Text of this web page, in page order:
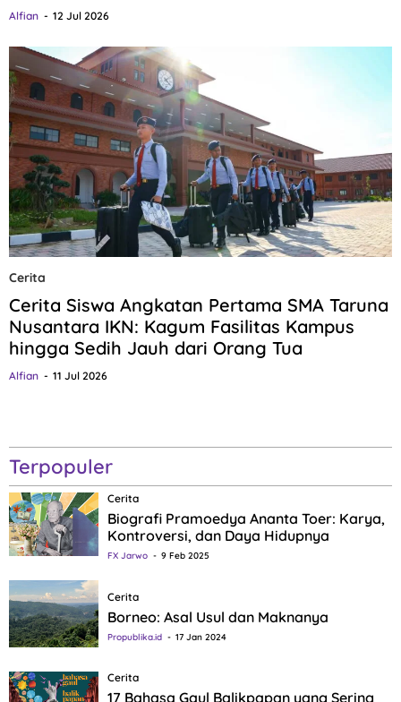
Alfian 12 Jul 2026
Cerita
Cerita Siswa Angkatan Pertama SMA Taruna
Nusantara IKN: Kagum Fasilitas Kampus
hingga Sedih Jauh dari Orang Tua
Alfian 11 Jul 2026
Terpopuler
Cerita
Biografi Pramoedya Ananta Toer: Karya,
Kontroversi, dan Daya Hidupnya
FX Jarwo 9 Feb 2025
Cerita
Borneo: Asal Usul dan Maknanya
Propublika.id 17 Jan 2024
Cerita
17 Bahasa Gaul Balikpapan yang Sering